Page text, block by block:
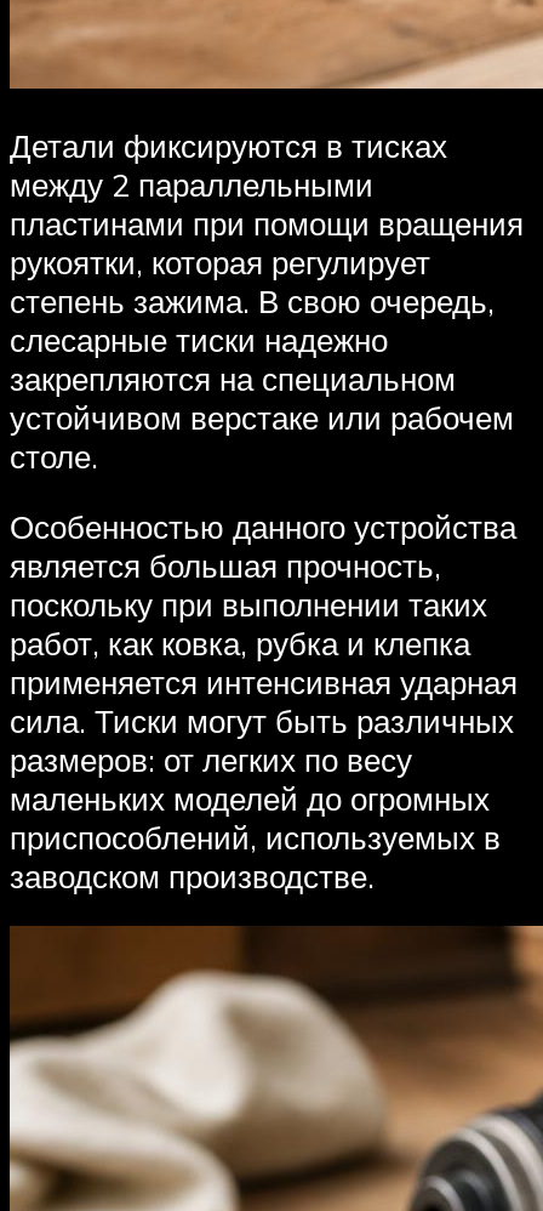
Детали фиксируются в тисках
между 2 параллельными
пластинами при помощи вращения
рукоятки, которая регулирует
степень зажима. В свою очередь,
слесарные тиски надежно
закрепляются на специальном
устойчивом верстаке или рабочем
столе.
Особенностью данного устройства
является большая прочность,
поскольку при выполнении таких
работ, как ковка, рубка и клепка
применяется интенсивная ударная
сила. Тиски могут быть различных
размеров: от легких по весу
маленьких моделей до огромных
приспособлений, используемых в
заводском производстве.